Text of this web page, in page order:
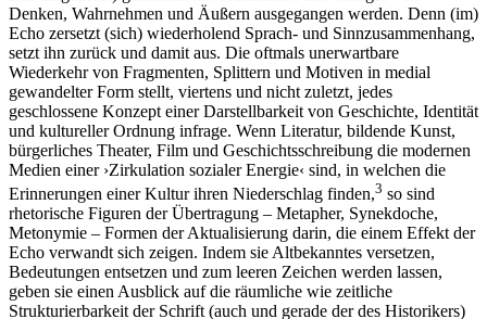
Denken, Wahrnehmen und Äußern ausgegangen werden. Denn (im)
Echo zersetzt (sich) wiederholend Sprach- und Sinnzusammenhang,
setzt ihn zurück und damit aus. Die oftmals unerwartbare
Wiederkehr von Fragmenten, Splittern und Motiven in medial
gewandelter Form stellt, viertens und nicht zuletzt, jedes
geschlossene Konzept einer Darstellbarkeit von Geschichte, Identität
und kultureller Ordnung infrage. Wenn Literatur, bildende Kunst,
bürgerliches Theater, Film und Geschichtsschreibung die modernen
Medien einer ›Zirkulation sozialer Energie‹ sind, in welchen die
Erinnerungen einer Kultur ihren Niederschlag finden,3 so sind
rhetorische Figuren der Übertragung – Metapher, Synekdoche,
Metonymie – Formen der Aktualisierung darin, die einem Effekt der
Echo verwandt sich zeigen. Indem sie Altbekanntes versetzen,
Bedeutungen entsetzen und zum leeren Zeichen werden lassen,
geben sie einen Ausblick auf die räumliche wie zeitliche
Strukturierbarkeit der Schrift (auch und gerade der des Historikers)